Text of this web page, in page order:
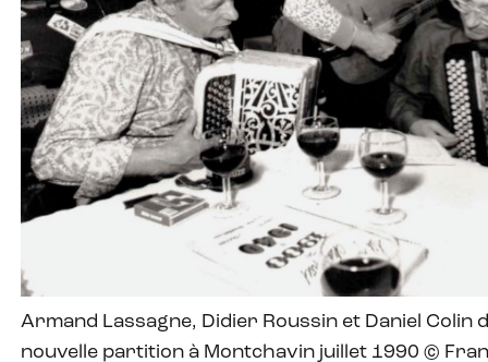
Armand Lassagne, Didier Roussin et Daniel Colin
nouvelle partition à Montchavin juillet 1990 ©